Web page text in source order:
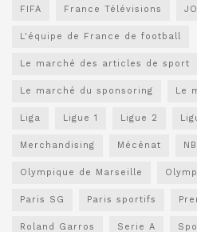
FIFA France Télévisions
L'équipe de France de football
Le marché des articles de sport
Le marché du sponsoring Le
Liga Ligue 1 Ligue 2
Merchandising Mécénat
Olympique de Marseille
Paris SG Paris sportifs
Roland Garros Serie A